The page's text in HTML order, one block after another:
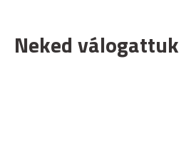
Neked válogattuk